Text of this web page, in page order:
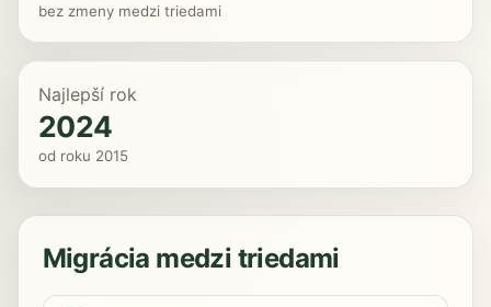
bez zmeny medzi triedami
Najlepší rok
2024
od roku 2015
Migrácia medzi triedami